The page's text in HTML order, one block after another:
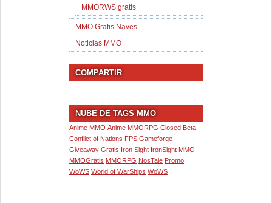
MMORWS gratis
MMO Gratis Naves
Noticias MMO
COMPARTIR
NUBE DE TAGS MMO
Anime MMO Anime MMORPG Closed Beta
Conflict of Nations FPS Gameforge
Giveaway Gratis Iron Sight IronSight MMO
MMOGratis MMORPG NosTale Promo
WoWS World of WarShips WoWS